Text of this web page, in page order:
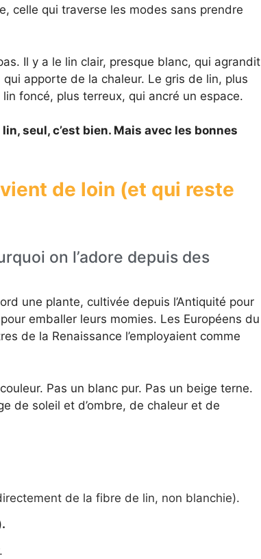
celle qui traverse les modes sans prendre
Il y a le lin clair, presque blanc, qui agrandit
apporte de la chaleur. Le gris de lin, plus
foncé, plus terreux, qui ancré un espace.
seul, c’est bien. Mais avec les bonnes
de loin (et qui reste
on l’adore depuis des
une plante, cultivée depuis l’Antiquité pour
emballer leurs momies. Les Européens du
de la Renaissance l’employaient comme
Pas un blanc pur. Pas un beige terne.
de soleil et d’ombre, de chaleur et de
de la fibre de lin, non blanchie).